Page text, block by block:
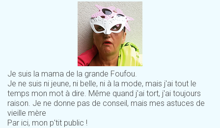
Je suis la mama de la grande Foufou.
Je ne suis ni jeune, ni belle, ni à la mode, mais j'ai tout le
temps mon mot à dire. Même quand j'ai tort, j'ai toujours
raison. Je ne donne pas de conseil, mais mes astuces de
vieille mère
Par ici, mon p'tit public !